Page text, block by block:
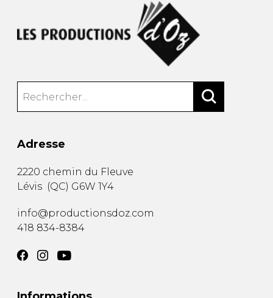
Adresse
2220 chemin du Fleuve
Lévis (QC) G6W 1Y4
info@productionsdoz.com
418 834-8384